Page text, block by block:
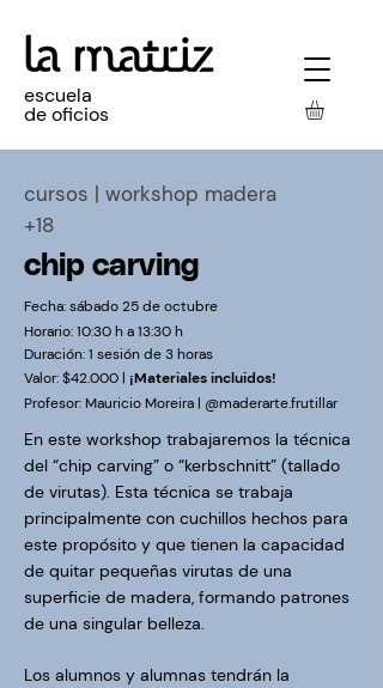
escuela
de oficios
cursos | workshop madera
+18
chip carving
Fecha: sábado 25 de octubre
Horario: 10:30 h a 13:30 h
Duración: 1 sesión de 3 horas
Valor:$42.000 | ¡Materiales incluidos!
Profesor: Mauricio Moreira | @maderarte.frutillar
En este workshop trabajaremos la técnica
del “chip carving” o “kerbschnitt” (tallado
de virutas). Esta técnica se trabaja
principalmente con cuchillos hechos para
este propósito y que tienen la capacidad
de quitar pequeñas virutas de una
superficie de madera, formando patrones
de una singular belleza.
Los alumnos y alumnas tendrán la